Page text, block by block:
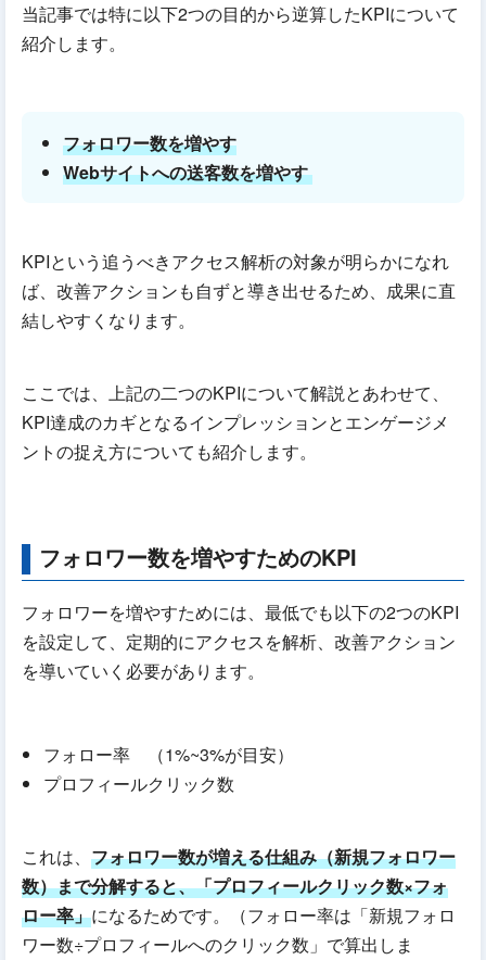
当記事では特に以下2つの目的から逆算したKPIについて
紹介します。
フォロワー数を増やす
Webサイトへの送客数を増やす
KPIという追うべきアクセス解析の対象が明らかになれ
ば、改善アクションも自ずと導き出せるため、成果に直
結しやすくなります。
ここでは、上記の二つのKPIについて解説とあわせて、
KPI達成のカギとなるインプレッションとエンゲージメ
ントの捉え方についても紹介します。
フォロワー数を増やすためのKPI
フォロワーを増やすためには、最低でも以下の2つのKPI
を設定して、定期的にアクセスを解析、改善アクション
を導いていく必要があります。
フォロー率 （1%~3%が目安）
プロフィールクリック数
これは、 フォロワー数が増える仕組み（新規フォロワー
数）まで分解すると、「プロフィールクリック数×フォ
ロー率」になるためです。（フォロー率は「新規フォロ
ワー数÷プロフィールへのクリック数」で算出しま